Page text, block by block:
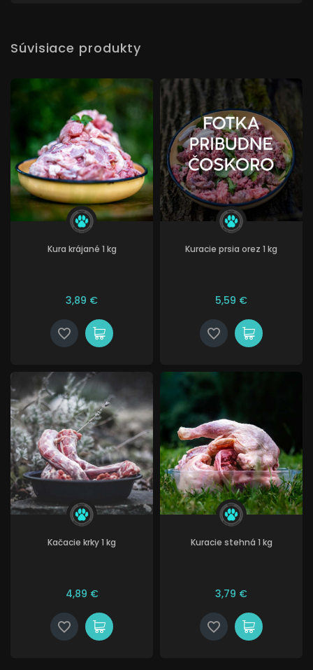
Súvisiace produkty
Kura krájané 1 kg
3,89 €
Kuracie prsia orez 1 kg
5,59 €
Kačacie krky 1 kg
4,89 €
Kuracie stehná 1 kg
3,79 €